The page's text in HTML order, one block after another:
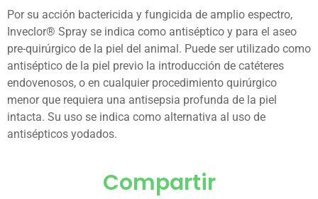
Por su acción bactericida y fungicida de amplio espectro,
Inveclor® Spray se indica como antiséptico y para el aseo
pre-quirúrgico de la piel del animal. Puede ser utilizado como
antiséptico de la piel previo la introducción de catéteres
endovenosos, o en cualquier procedimiento quirúrgico
menor que requiera una antisepsia profunda de la piel
intacta. Su uso se indica como alternativa al uso de
antisépticos yodados.
Compartir